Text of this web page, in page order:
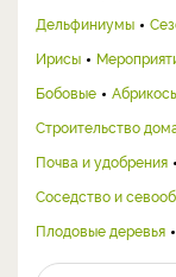
Дельфиниумы
Ирисы
Бобовые
Строительство
Почва и удобрения
Соседство и
Плодовые деревья